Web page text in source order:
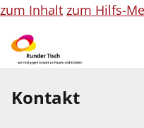
zum Inhalt zum Hilfs-
Hilfe
Kontakt